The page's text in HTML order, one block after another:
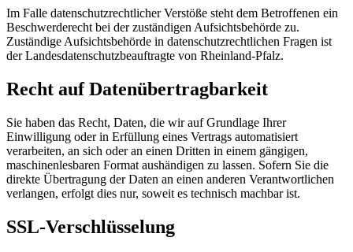
Im Falle datenschutzrechtlicher Verstöße steht dem Betroffenen ein
Beschwerderecht bei der zuständigen Aufsichtsbehörde zu.
Zuständige Aufsichtsbehörde in datenschutzrechtlichen Fragen ist
der Landesdatenschutzbeauftragte von Rheinland-Pfalz.
Recht auf Datenübertragbarkeit
Sie haben das Recht, Daten, die wir auf Grundlage Ihrer
Einwilligung oder in Erfüllung eines Vertrags automatisiert
verarbeiten, an sich oder an einen Dritten in einem gängigen,
maschinenlesbaren Format aushändigen zu lassen. Sofern Sie die
direkte Übertragung der Daten an einen anderen Verantwortlichen
verlangen, erfolgt dies nur, soweit es technisch machbar ist.
SSL-Verschlüsselung